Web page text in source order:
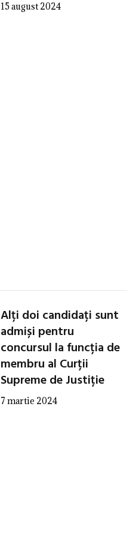
15 august 2024
Alți doi candidați sunt
admiși pentru
concursul la funcția de
membru al Curții
Supreme de Justiție
7 martie 2024